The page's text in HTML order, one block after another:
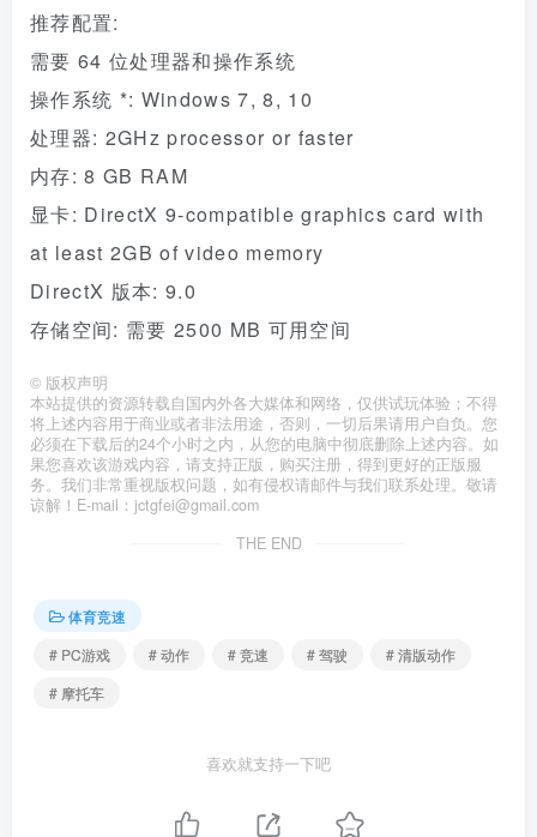
推荐配置:
需要 64 位处理器和操作系统
操作系统 *: Windows 7, 8, 10
处理器: 2GHz processor or faster
内存: 8 GB RAM
显卡: DirectX 9-compatible graphics card with
at least 2GB of video memory
DirectX 版本: 9.0
存储空间: 需要 2500 MB 可用空间
© 版权声明
本站提供的资源转载自国内外各大媒体和网络，仅供试玩体验；不得
将上述内容用于商业或者非法用途，否则，一切后果请用户自负。您
必须在下载后的24个小时之内，从您的电脑中彻底删除上述内容。如
果您喜欢该游戏内容，请支持正版，购买注册，得到更好的正版服
务。我们非常重视版权问题，如有侵权请邮件与我们联系处理。敬请
谅解！E-mail：jctgfei@gmail.com
THE END
体育竞速
# PC游戏
# 动作 # 竞速 # 驾驶
# 清版动作
# 摩托车
喜欢就支持一下吧